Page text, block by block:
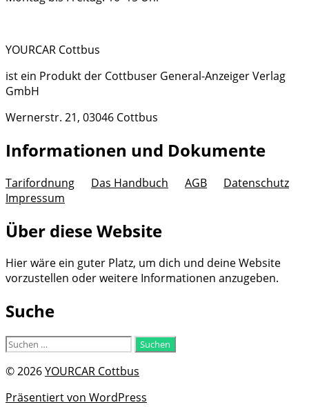
YOURCAR Cottbus
ist ein Produkt der Cottbuser General-Anzeiger Verlag
GmbH
Wernerstr. 21, 03046 Cottbus
Informationen und Dokumente
Tarifordnung Das Handbuch AGB
Datenschutz
Impressum
Über diese Website
Hier wäre ein guter Platz, um dich und deine Website
vorzustellen oder weitere Informationen anzugeben.
Suche
Suchen
© 2026YOURCAR Cottbus
Präsentiert von WordPress